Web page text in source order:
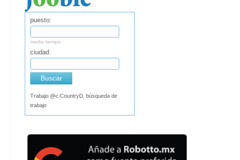
puesto:
medio tiempo
ciudad:
Buscar
Trabajo @c:CountryD, búsqueda de
trabajo